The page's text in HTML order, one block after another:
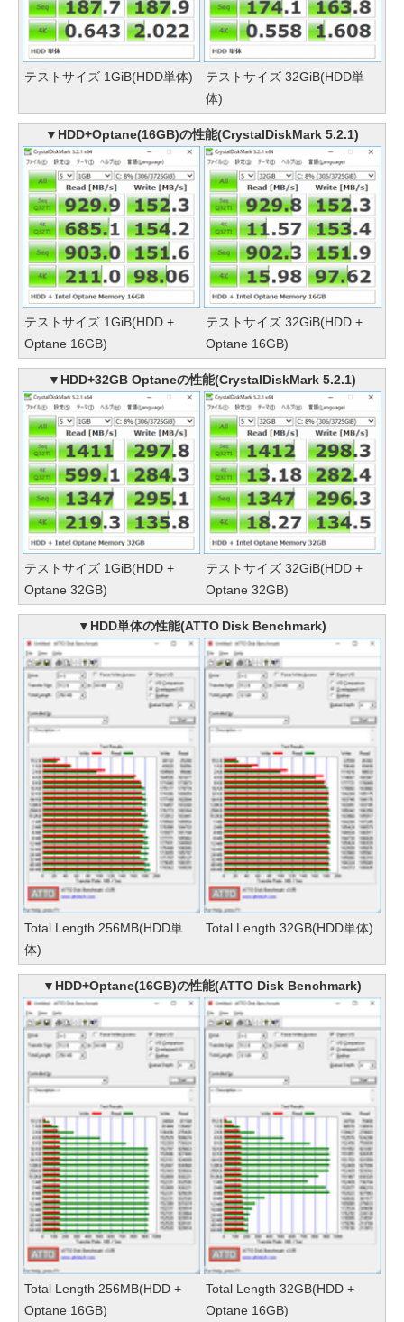
テストサイズ 1GiB(HDD単体)
テストサイズ 32GiB(HDD単
体)
▼HDD+Optane(16GB)の性能(CrystalDiskMark 5.2.1)
テストサイズ 1GiB(HDD +
Optane 16GB)
テストサイズ 32GiB(HDD +
Optane 16GB)
▼HDD+32GB Optaneの性能(CrystalDiskMark 5.2.1)
テストサイズ 1GiB(HDD +
Optane 32GB)
テストサイズ 32GiB(HDD +
Optane 32GB)
▼HDD単体の性能(ATTO Disk Benchmark)
Total Length 256MB(HDD単
体)
Total Length 32GB(HDD単体)
▼HDD+Optane(16GB)の性能(ATTO Disk Benchmark)
Total Length 256MB(HDD +
Optane 16GB)
Total Length 32GB(HDD +
Optane 16GB)